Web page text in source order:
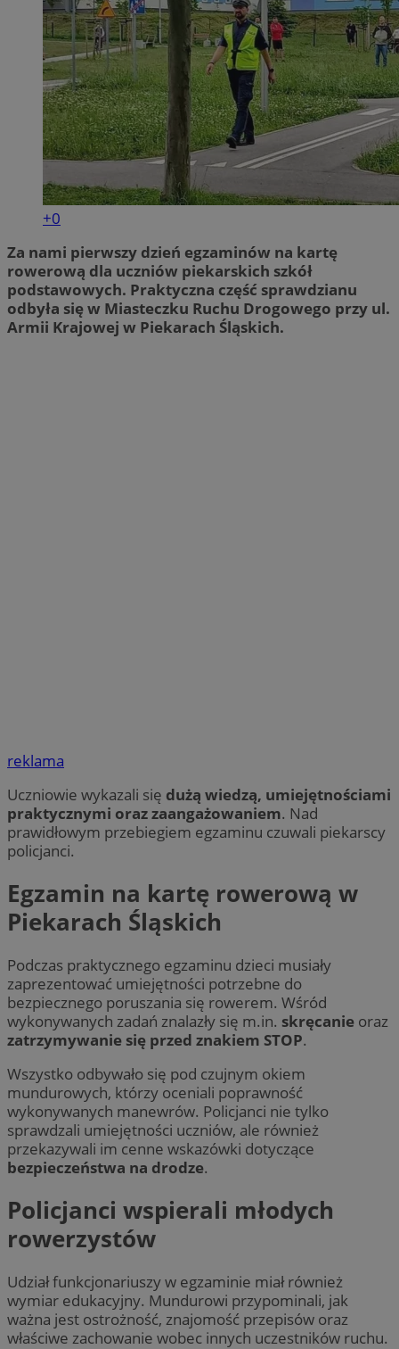
+0
Za nami pierwszy dzień egzaminów na kartę
rowerową dla uczniów piekarskich szkół
podstawowych. Praktyczna część sprawdzianu
odbyła się w Miasteczku Ruchu Drogowego przy ul.
Armii Krajowej w Piekarach Śląskich.
reklama
Uczniowie wykazali się dużą wiedzą, umiejętnościami
praktycznymi oraz zaangażowaniem. Nad
prawidłowym przebiegiem egzaminu czuwali piekarscy
policjanci.
Egzamin na kartę rowerową w
Piekarach Śląskich
Podczas praktycznego egzaminu dzieci musiały
zaprezentować umiejętności potrzebne do
bezpiecznego poruszania się rowerem. Wśród
wykonywanych zadań znalazły się m.in. skręcanie oraz
zatrzymywanie się przed znakiem STOP.
Wszystko odbywało się pod czujnym okiem
mundurowych, którzy oceniali poprawność
wykonywanych manewrów. Policjanci nie tylko
sprawdzali umiejętności uczniów, ale również
przekazywali im cenne wskazówki dotyczące
bezpieczeństwa na drodze.
Policjanci wspierali młodych
rowerzystów
Udział funkcjonariuszy w egzaminie miał również
wymiar edukacyjny. Mundurowi przypominali, jak
ważna jest ostrożność, znajomość przepisów oraz
właściwe zachowanie wobec innych uczestników ruchu.